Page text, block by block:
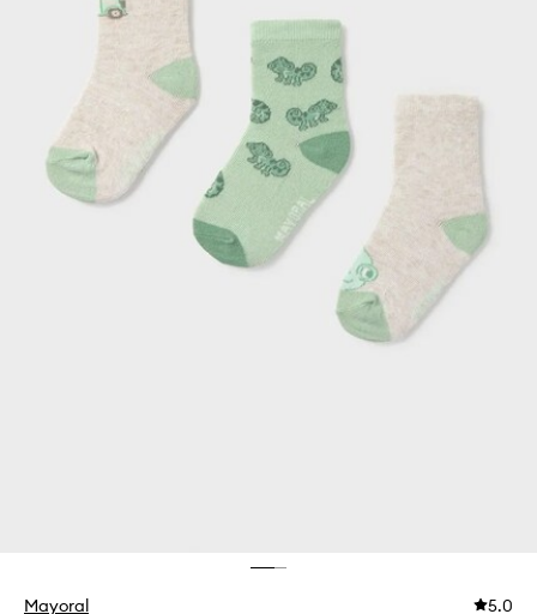
Mayoral 5.0